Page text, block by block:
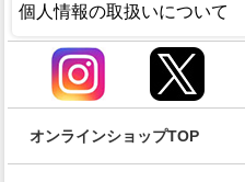
個人情報の取扱いについて
オンラインショップTOP